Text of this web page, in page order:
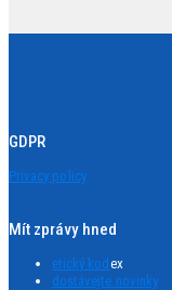
GDPR
Privacy policy
Mít zprávy hned
etický kod ex
dostávejte novinky